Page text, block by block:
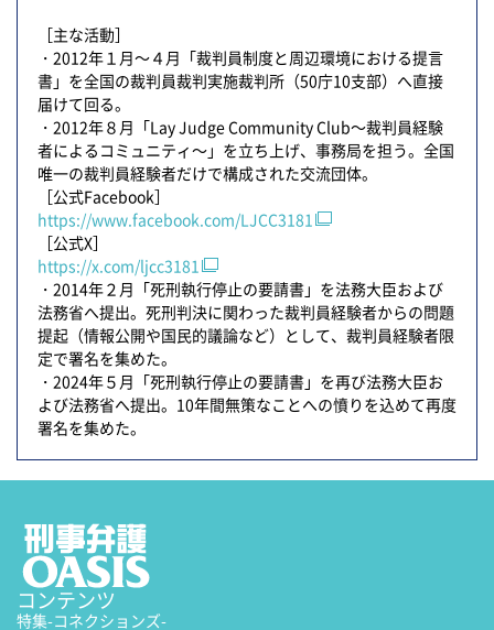
［主な活動］
・2012年１月～４月「裁判員制度と周辺環境における提言
書」を全国の裁判員裁判実施裁判所（50庁10支部）へ直接
届けて回る。
・2012年８月「Lay Judge Community Club～裁判員経験
者によるコミュニティ～」を立ち上げ、事務局を担う。全国
唯一の裁判員経験者だけで構成された交流団体。
［公式Facebook］
https://www.facebook.com/LJCC3181
［公式X］
https://x.com/ljcc3181
・2014年２月「死刑執行停止の要請書」を法務大臣および
法務省へ提出。死刑判決に関わった裁判員経験者からの問題
提起（情報公開や国民的議論など）として、裁判員経験者限
定で署名を集めた。
・2024年５月「死刑執行停止の要請書」を再び法務大臣お
よび法務省へ提出。10年間無策なことへの憤りを込めて再度
署名を集めた。
コンテンツ
特集-コネクションズ-